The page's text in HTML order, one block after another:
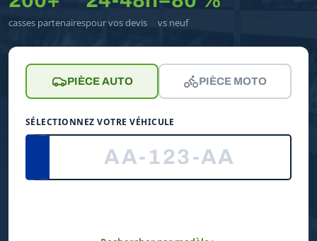
casses partenairespour vos devis vs neuf
PIÈCE AUTO PIÈCE MOTO
SÉLECTIONNEZ VOTRE VÉHICULE